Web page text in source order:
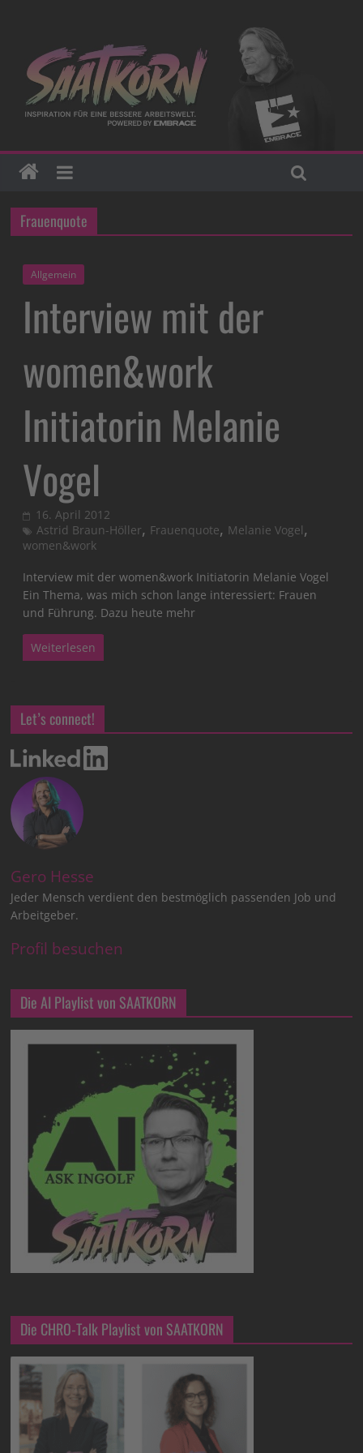
Frauenquote
Allgemein
Interview mit der
women&work
Initiatorin Melanie
Vogel
16. April 2012
Astrid Braun-Höller, Frauenquote, Melanie Vogel,
women&work
Interview mit der women&work Initiatorin Melanie Vogel
Ein Thema, was mich schon lange interessiert: Frauen
und Führung. Dazu heute mehr
Weiterlesen
Let’s connect!
Gero Hesse
Jeder Mensch verdient den bestmöglich passenden Job und
Arbeitgeber.
Profil besuchen
Die AI Playlist von SAATKORN
Die CHRO-Talk Playlist von SAATKORN